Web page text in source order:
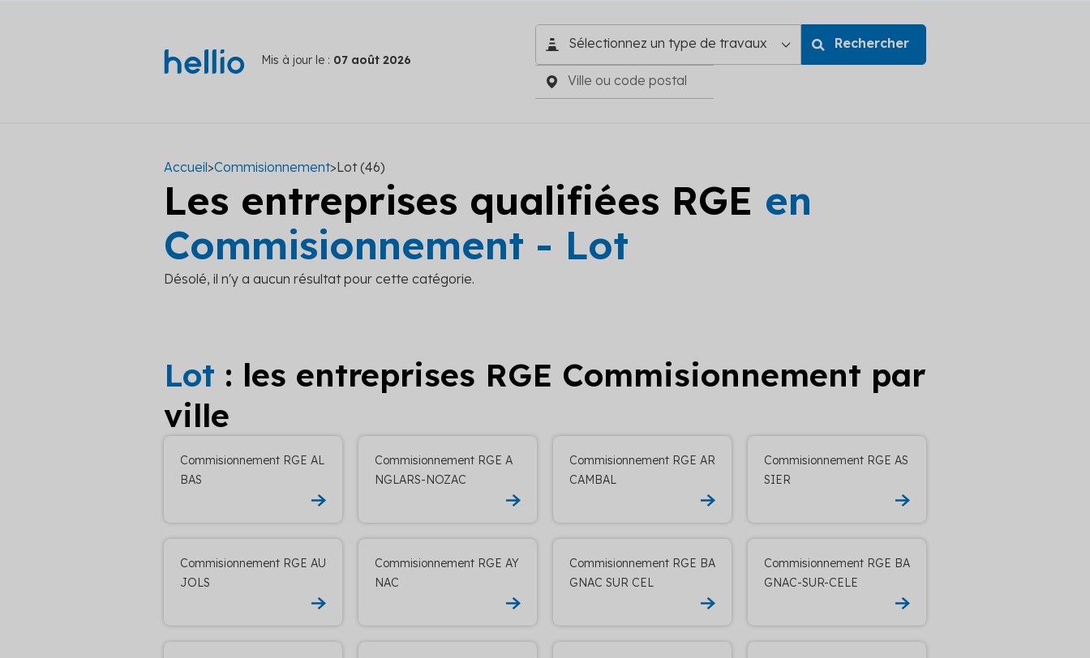
Mis à jour le : 07 août 2026
Accueil>Commisionnement>Lot (46)
Les entreprises qualifiées RGE en
Commisionnement - Lot
Désolé, il n'y a aucun résultat pour cette catégorie.
Lot : les entreprises RGE Commisionnement par
ville
Commisionnement RGE AL
BAS
Commisionnement RGE A
NGLARS-NOZAC
Commisionnement RGE AR
CAMBAL
Commisionnement RGE AS
SIER
Commisionnement RGE AU
JOLS
Commisionnement RGE AY
NAC
Commisionnement RGE BA
GNAC SUR CEL
Commisionnement RGE BA
GNAC-SUR-CELE